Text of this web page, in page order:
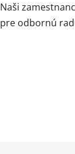
Naši
pre odbornú